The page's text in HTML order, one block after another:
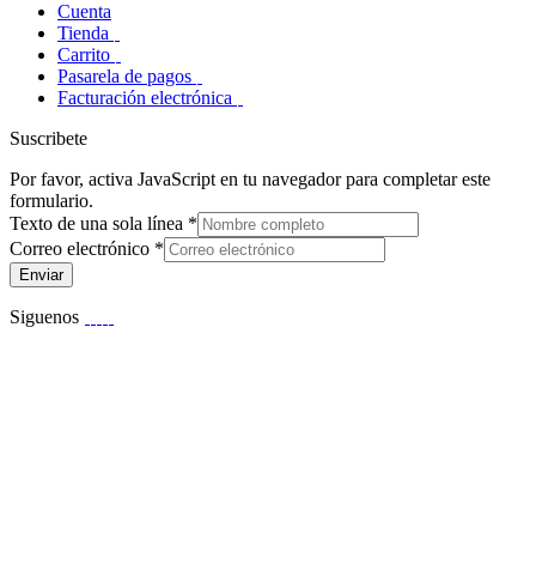
Cuenta
Tienda
Carrito
Pasarela de pagos
Facturación electrónica
Suscribete
Por favor, activa JavaScript en tu navegador para completar este
formulario.
Texto de una sola línea *
Correo electrónico *
Enviar
Siguenos